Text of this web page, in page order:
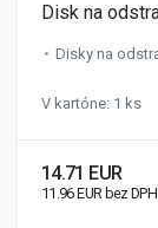
Disk na
Disky na
V kartóne: 1 ks
14.71 EUR
11.96 EUR bez DPH